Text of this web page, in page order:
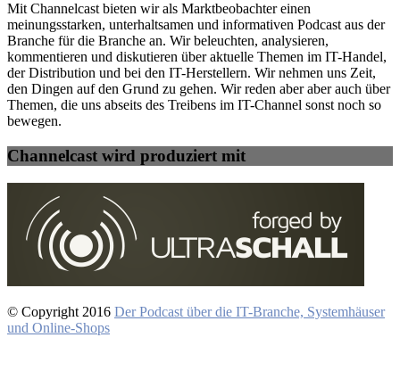
Mit Channelcast bieten wir als Marktbeobachter einen
meinungsstarken, unterhaltsamen und informativen Podcast aus der
Branche für die Branche an. Wir beleuchten, analysieren,
kommentieren und diskutieren über aktuelle Themen im IT-Handel,
der Distribution und bei den IT-Herstellern. Wir nehmen uns Zeit,
den Dingen auf den Grund zu gehen. Wir reden aber aber auch über
Themen, die uns abseits des Treibens im IT-Channel sonst noch so
bewegen.
Channelcast wird produziert mit
© Copyright 2016 Der Podcast über die IT-Branche, Systemhäuser
und Online-Shops